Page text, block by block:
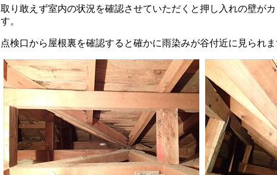
取り敢えず室内の状況を確認させていただくと押し入れの壁が
す。
点検口から屋根裏を確認すると確かに雨染みが谷付近に見られま